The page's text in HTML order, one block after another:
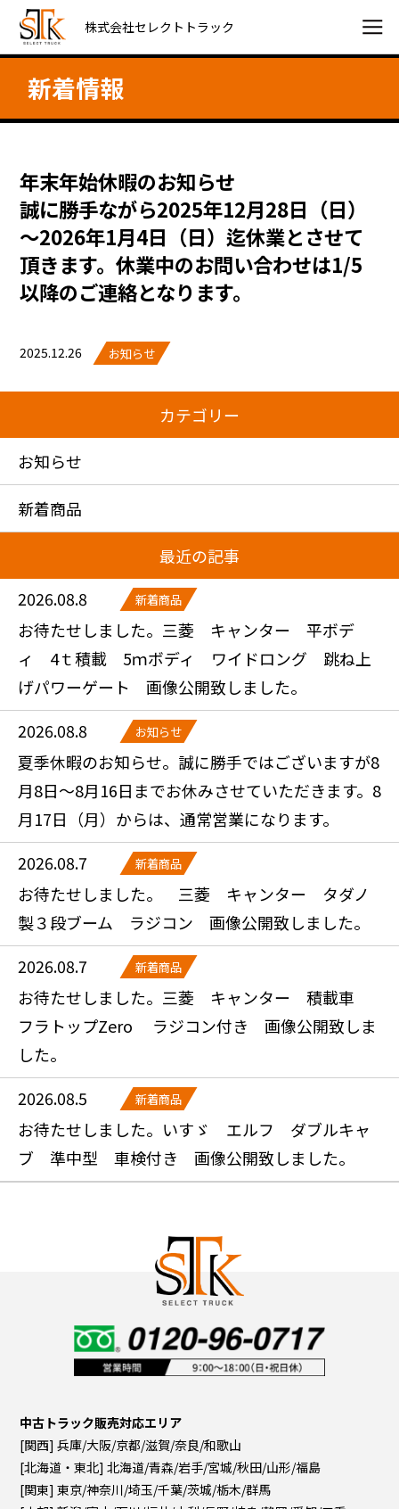
株式会社セレクトトラック
新着情報
年末年始休暇のお知らせ
誠に勝手ながら2025年12月28日（日）
～2026年1月4日（日）迄休業とさせて
頂きます。休業中のお問い合わせは1/5
以降のご連絡となります。
2025.12.26 お知らせ
カテゴリー
お知らせ
新着商品
最近の記事
2026.08.8
新着商品
お待たせしました。三菱 キャンター 平ボデ
ィ 4ｔ積載 5ｍボディ ワイドロング 跳ね上
げパワーゲート 画像公開致しました。
2026.08.8
お知らせ
夏季休暇のお知らせ。誠に勝手ではございますが8
月8日～8月16日までお休みさせていただきます。8
月17日（月）からは、通常営業になります。
2026.08.7
新着商品
お待たせしました。 三菱 キャンター タダノ
製３段ブーム ラジコン 画像公開致しました。
2026.08.7
新着商品
お待たせしました。三菱 キャンター 積載車
フラトップZero ラジコン付き 画像公開致しま
した。
2026.08.5
新着商品
お待たせしました。いすゞ エルフ ダブルキャ
ブ 準中型 車検付き 画像公開致しました。
中古トラック販売対応エリア
[関西] 兵庫/大阪/京都/滋賀/奈良/和歌山
[北海道・東北] 北海道/青森/岩手/宮城/秋田/山形/福島
[関東] 東京/神奈川/埼玉/千葉/茨城/栃木/群馬